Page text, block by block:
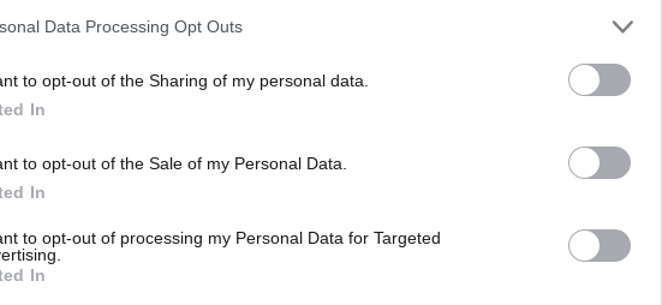
Data Processing Opt Outs
to opt-out of the Sharing of my personal data.
In
to opt-out of the Sale of my Personal Data.
In
to opt-out of processing my Personal Data for Targeted
In